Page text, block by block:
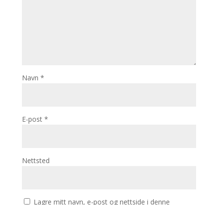
Navn *
E-post *
Nettsted
Lagre mitt navn, e-post og nettside i denne